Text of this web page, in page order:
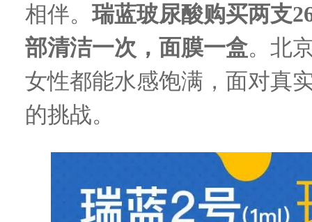
相伴。瑞蓝玻尿酸购买两支
部清洁一次 ， 面膜一盒。 北
女性都能水感饱满 ， 面对真
的挑战。